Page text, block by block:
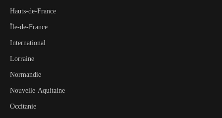
Hauts-de-France
Île-de-France
International
Lorraine
Normandie
Nouvelle-Aquitaine
Occitanie